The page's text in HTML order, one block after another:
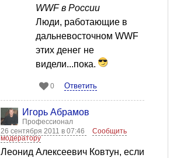
WWF в России
Люди, работающие в
дальневосточном WWF
этих денег не
видели...пока.
0 Ответить
Игорь Абрамов
Профессионал
26 сентября 2011 в 07:46
Сообщить
модератору
Леонид Алексеевич Ковтун, если